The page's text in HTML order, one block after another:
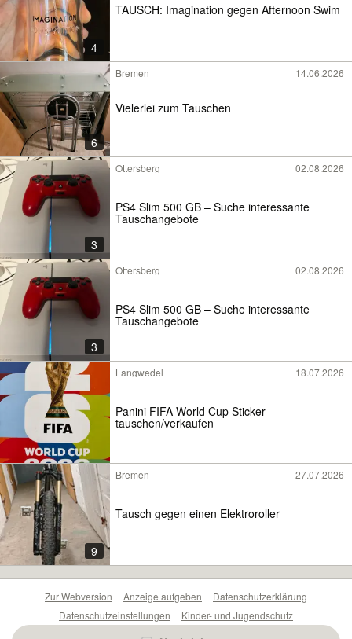
4
TAUSCH: Imagination gegen Afternoon Swim
6
Bremen 14.06.2026
Vielerlei zum Tauschen
3
Ottersberg 02.08.2026
PS4 Slim 500 GB – Suche interessante
Tauschangebote
3
Ottersberg 02.08.2026
PS4 Slim 500 GB – Suche interessante
Tauschangebote
Langwedel 18.07.2026
Panini FIFA World Cup Sticker
tauschen/verkaufen
9
Bremen 27.07.2026
Tausch gegen einen Elektroroller
Zur Webversion Anzeige aufgeben
Datenschutzerklärung
Datenschutzeinstellungen
Kinder- und Jugendschutz
Barrierefreiheitserklärung